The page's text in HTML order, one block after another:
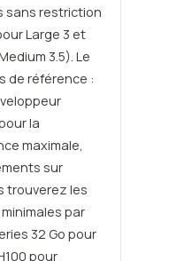
sans restriction
Large 3 et
3.5). Le
de référence :
la
maximale,
sur
trouverez les
par
32 Go pour
pour